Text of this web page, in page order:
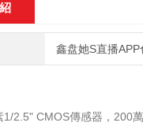
鑫盘她S直播APP
1/2.5" CMOS傳感器，200